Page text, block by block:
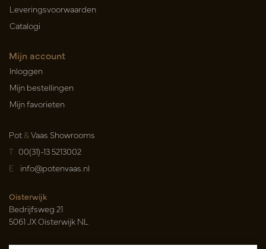
Leveringsvoorwaarden
Catalogi
Mijn account
Inloggen
Mijn bestellingen
Mijn favorieten
Pot&Vaas Showrooms
T 00(31)-13 5213002
E info@potenvaas.nl
Oisterwijk
Bedrijfsweg 21
5061 JX Oisterwijk NL